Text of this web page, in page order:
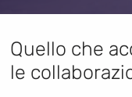
Quello che
le